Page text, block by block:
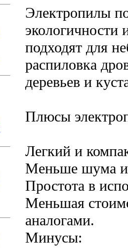
Электропилы
экологичности
подходят для
распиловка
деревьев и
Плюсы
Легкий и
Меньше шума и
Простота в
Меньшая
аналогами.
Минусы: